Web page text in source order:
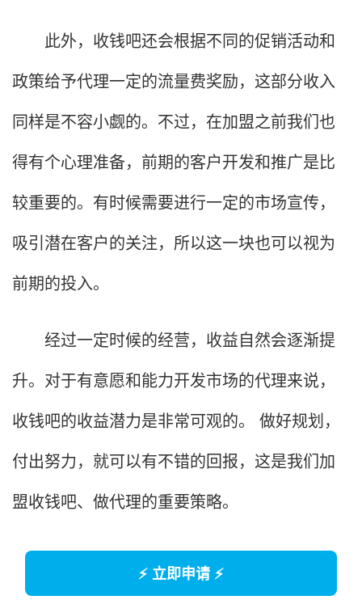
此外，收钱吧还会根据不同的促销活动和
政策给予代理一定的流量费奖励，这部分收入
同样是不容小觑的。不过，在加盟之前我们也
得有个心理准备，前期的客户开发和推广是比
较重要的。有时候需要进行一定的市场宣传，
吸引潜在客户的关注，所以这一块也可以视为
前期的投入。
经过一定时候的经营，收益自然会逐渐提
升。对于有意愿和能力开发市场的代理来说，
收钱吧的收益潜力是非常可观的。 做好规划，
付出努力，就可以有不错的回报，这是我们加
盟收钱吧、做代理的重要策略。
⚡ 立即申请 ⚡